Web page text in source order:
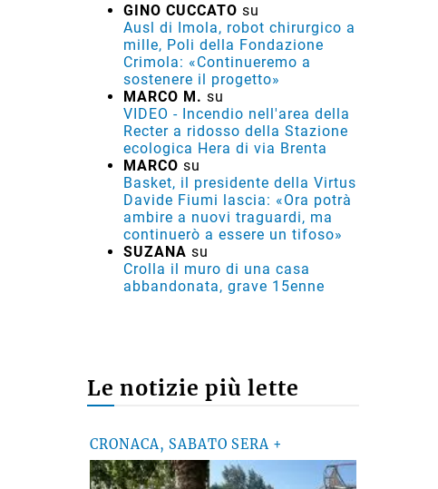
GINO CUCCATO su
Ausl di Imola, robot chirurgico a
mille, Poli della Fondazione
Crimola: «Continueremo a
sostenere il progetto»
MARCO M. su
VIDEO - Incendio nell'area della
Recter a ridosso della Stazione
ecologica Hera di via Brenta
MARCO su
Basket, il presidente della Virtus
Davide Fiumi lascia: «Ora potrà
ambire a nuovi traguardi, ma
continuerò a essere un tifoso»
SUZANA su
Crolla il muro di una casa
abbandonata, grave 15enne
Le notizie più lette
CRONACA, SABATO SERA +